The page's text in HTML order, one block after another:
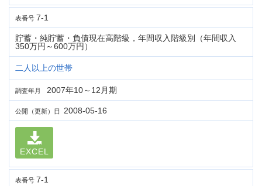
表番号 7-1
貯蓄・純貯蓄・負債現在高階級，年間収入階級別（年間収入
350万円～600万円）
二人以上の世帯
調査年月 2007年10～12月期
公開（更新）日 2008-05-16
EXCEL
表番号 7-1